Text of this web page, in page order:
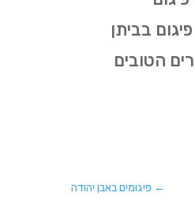
בביתן
הטובים
← פיגומים באבן יהודה